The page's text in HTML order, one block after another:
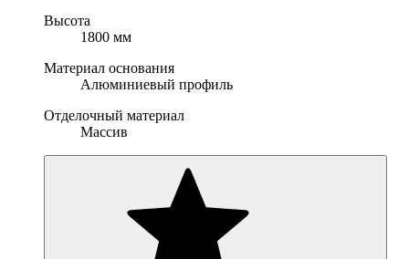
Высота
1800 мм
Материал основания
Алюминиевый профиль
Отделочный материал
Массив